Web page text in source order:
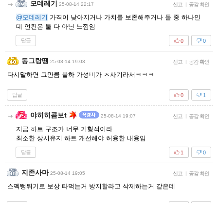
모데레기 25-08-14 22:17 신고 | 공감 확인
@모데레기 가격이 낮아지거나 가치를 보존해주거나 둘 중 하나인
데 언컨은 둘 다 아닌 느낌임
답글 0
0
동그랑떙 25-08-14 19:03 신고 | 공감 확인
다시말하면 그만큼 블하 가성비가 ㅈ사기라서ㅋㅋㅋ
답글 1
0
야히히콤보t 25-08-14 19:07 신고 | 공감 확인
지금 하트 구조가 너무 기형적이라
최소한 상시유지 하트 개선해야 허용한 내용임
답글 0
1
지존사마 25-08-14 19:05 신고 | 공감 확인
스펙뻥튀기로 보상 타먹는거 방지할라고 삭제하는거 같은데